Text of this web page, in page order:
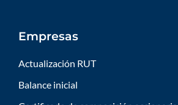
Empresas
Actualización RUT
Balance inicial